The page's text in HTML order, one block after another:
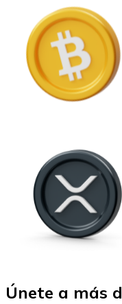
Únete a más